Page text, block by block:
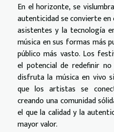
En el horizonte, se
autenticidad se convierte
asistentes y la tecnología
música en sus formas más
público más vasto. Los
el potencial de redefinir
disfruta la música en vivo
que los artistas se
creando una comunidad
el que la calidad y la
mayor valor.